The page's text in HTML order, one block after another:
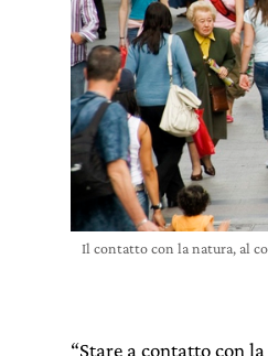
Il contatto con la natura, al
“Stare a contatto con